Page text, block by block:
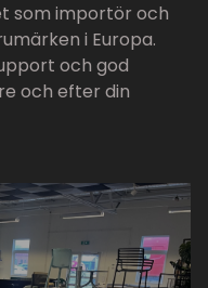
som importör och
i Europa.
och god
och efter din